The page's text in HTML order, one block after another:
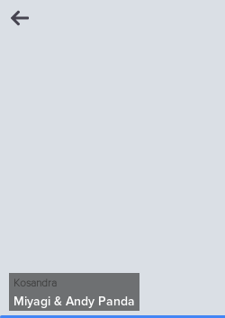
Kosandra
Miyagi & Andy Panda